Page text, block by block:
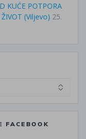
KUĆE POTPORA
(Viljevo) 25.
FACEBOOK